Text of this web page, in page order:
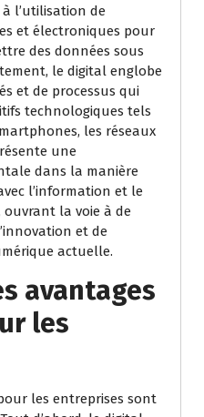
l’utilisation de
et électroniques pour
des données sous
le digital englobe
et de processus qui
technologiques tels
les réseaux
une
dans la manière
l’information et le
la voie à de
et de
actuelle.
avantages
les
les entreprises sont